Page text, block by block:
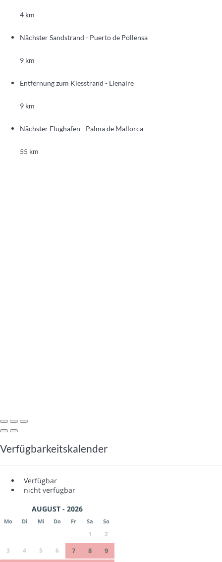
4 km
Nächster Sandstrand - Puerto de Pollensa
9 km
Entfernung zum Kiesstrand - Llenaire
9 km
Nächster Flughafen - Palma de Mallorca
55 km
Verfügbarkeitskalender
Verfügbar
nicht verfügbar
AUGUST - 2026
Mo Di Mi Do Fr Sa So
1
2
3
4 5 6 7 8
9